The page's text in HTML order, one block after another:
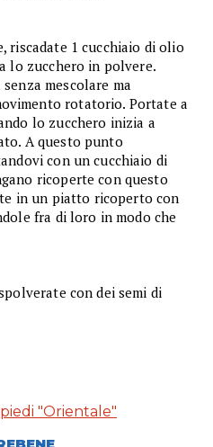
riscadate 1 cucchiaio di olio
lo zucchero in polvere.
mescolare ma
rotatorio. Portate a
lo zucchero inizia a
A questo punto
con un cucchiaio di
ricoperte con questo
in un piatto ricoperto con
fra di loro in modo che
con dei semi di
"Orientale"